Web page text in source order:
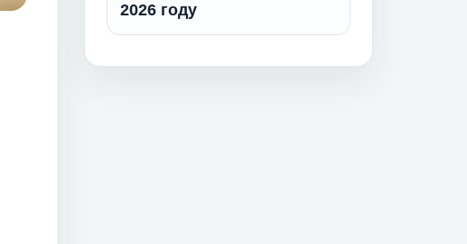
2026 году